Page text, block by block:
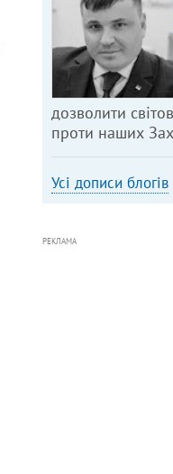
дозволити
проти наших
Усі дописи блогів
РЕКЛАМА